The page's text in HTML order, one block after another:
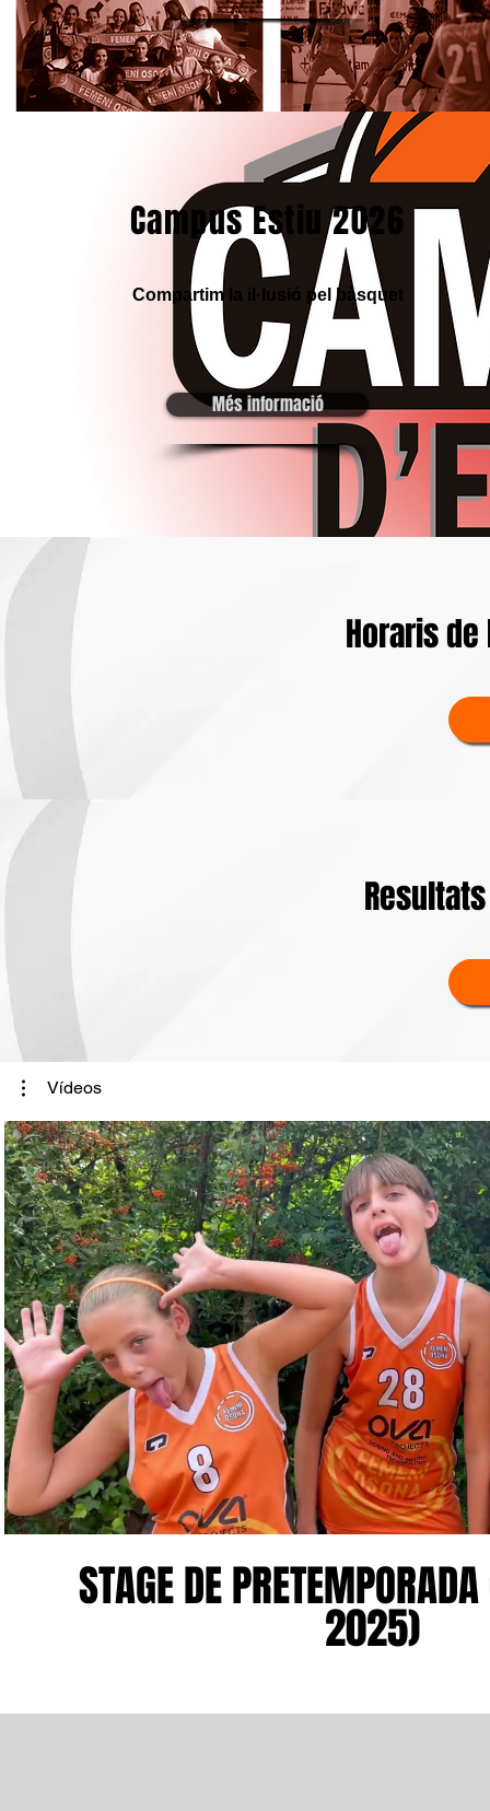
Campus Estiu 2026
Compartim la il·lusió pel bàsquet
Més informació
Horaris
Vídeos
Reproducir video
STAGE DE
2025)